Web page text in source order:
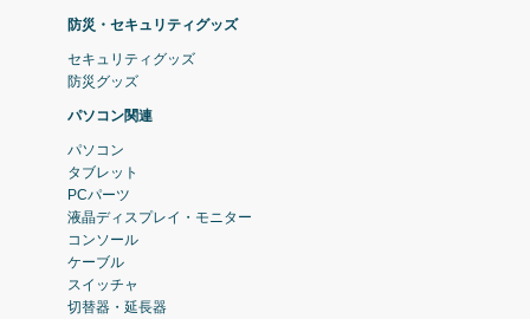
防災・セキュリティグッズ
セキュリティグッズ
防災グッズ
パソコン関連
パソコン
タブレット
PCパーツ
液晶ディスプレイ・モニター
コンソール
ケーブル
スイッチャ
切替器・延長器